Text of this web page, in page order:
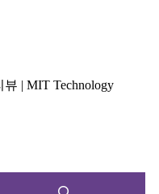
| MIT Technology